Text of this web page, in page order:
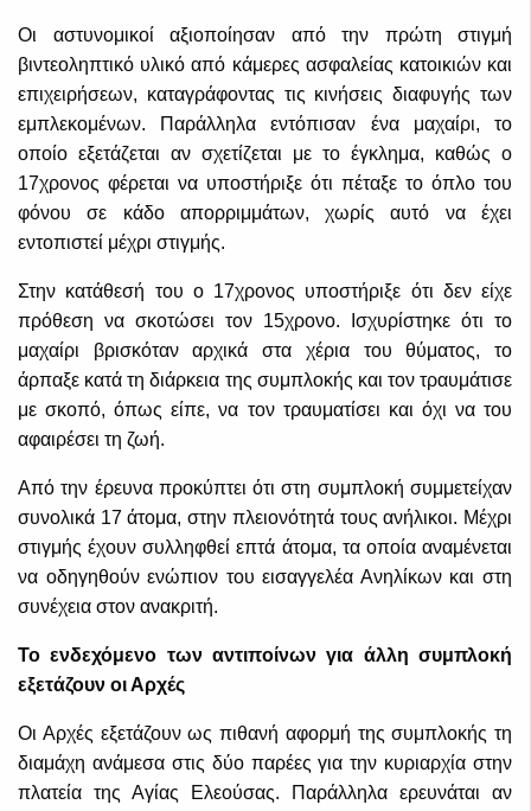
Οι αστυνομικοί αξιοποίησαν από την πρώτη στιγμή
βιντεοληπτικό υλικό από κάμερες ασφαλείας κατοικιών και
επιχειρήσεων, καταγράφοντας τις κινήσεις διαφυγής των
εμπλεκομένων. Παράλληλα εντόπισαν ένα μαχαίρι, το
οποίο εξετάζεται αν σχετίζεται με το έγκλημα, καθώς ο
17χρονος φέρεται να υποστήριξε ότι πέταξε το όπλο του
φόνου σε κάδο απορριμμάτων, χωρίς αυτό να έχει
εντοπιστεί μέχρι στιγμής.
Στην κατάθεσή του ο 17χρονος υποστήριξε ότι δεν είχε
πρόθεση να σκοτώσει τον 15χρονο. Ισχυρίστηκε ότι το
μαχαίρι βρισκόταν αρχικά στα χέρια του θύματος, το
άρπαξε κατά τη διάρκεια της συμπλοκής και τον τραυμάτισε
με σκοπό, όπως είπε, να τον τραυματίσει και όχι να του
αφαιρέσει τη ζωή.
Από την έρευνα προκύπτει ότι στη συμπλοκή συμμετείχαν
συνολικά 17 άτομα, στην πλειονότητά τους ανήλικοι. Μέχρι
στιγμής έχουν συλληφθεί επτά άτομα, τα οποία αναμένεται
να οδηγηθούν ενώπιον του εισαγγελέα Ανηλίκων και στη
συνέχεια στον ανακριτή.
Το ενδεχόμενο των αντιποίνων για άλλη συμπλοκή
εξετάζουν οι Αρχές
Οι Αρχές εξετάζουν ως πιθανή αφορμή της συμπλοκής τη
διαμάχη ανάμεσα στις δύο παρέες για την κυριαρχία στην
πλατεία της Αγίας Ελεούσας. Παράλληλα ερευνάται αν